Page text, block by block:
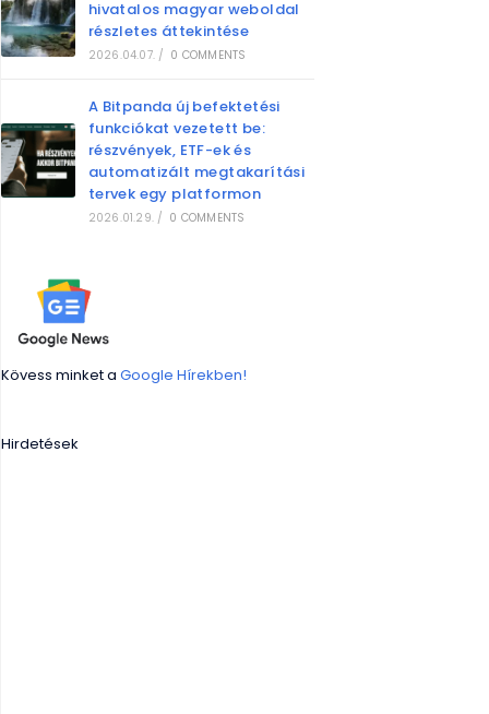
hivatalos magyar weboldal
részletes áttekintése
2026.04.07. / 0 COMMENTS
A Bitpanda új befektetési
funkciókat vezetett be:
részvények, ETF-ek és
automatizált megtakarítási
tervek egy platformon
2026.01.29. / 0 COMMENTS
Kövess minket aGoogle Hírekben!
Hirdetések